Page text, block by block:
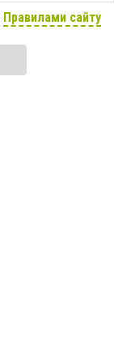
Правилами сайту